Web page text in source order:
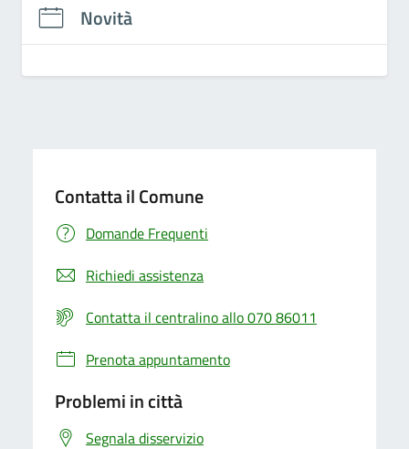
Novità
Contatta il Comune
Domande Frequenti
Richiedi assistenza
Contatta il centralino allo 070 86011
Prenota appuntamento
Problemi in città
Segnala disservizio